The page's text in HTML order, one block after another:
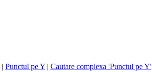
| Punctul pe Y| Cautare complexa 'Punctul pe Y'